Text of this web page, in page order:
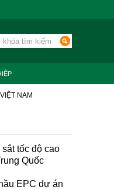
NAM
tốc độ cao
Quốc
EPC dự án